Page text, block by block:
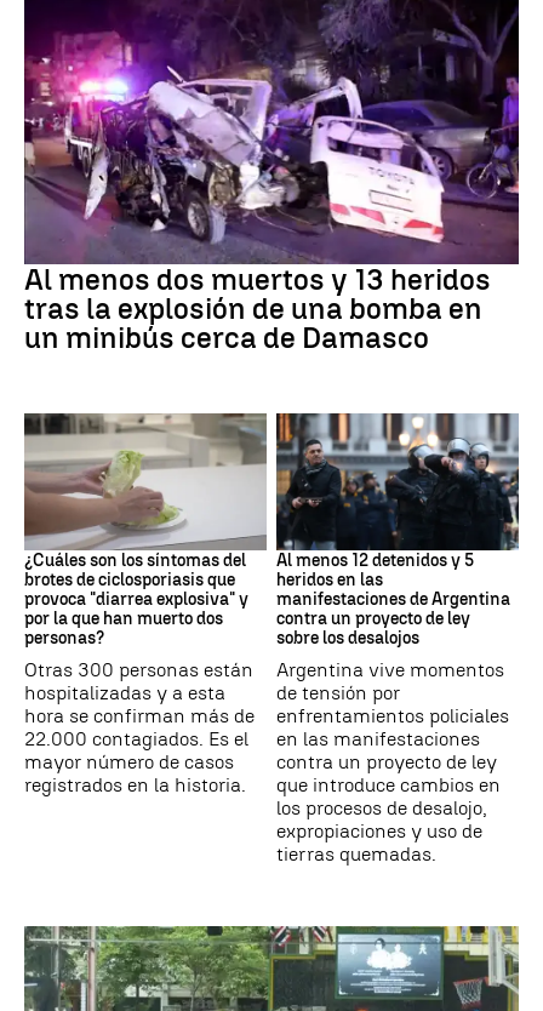
Al menos dos muertos y 13 heridos
tras la explosión de una bomba en
un minibús cerca de Damasco
Brote
¿Cuáles son los síntomas del
brotes de ciclosporiasis que
provoca "diarrea explosiva" y
por la que han muerto dos
personas?
Otras 300 personas están
hospitalizadas y a esta
hora se confirman más de
22.000 contagiados. Es el
mayor número de casos
registrados en la historia.
Protestas
Al menos 12 detenidos y 5
heridos en las
manifestaciones de Argentina
contra un proyecto de ley
sobre los desalojos
Argentina vive momentos
de tensión por
enfrentamientos policiales
en las manifestaciones
contra un proyecto de ley
que introduce cambios en
los procesos de desalojo,
expropiaciones y uso de
tierras quemadas.